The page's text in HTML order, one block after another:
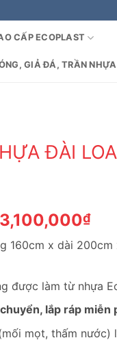
CẤP ECOPLAST
GIẢ ĐÁ, TRẦN NHỰA
ĐÀI
Giá
gốc
3,100,000₫Giá
hiện
tại
160cm x dài 200cm
được làm từ nhựa
lắp ráp miễn
mọt, thấm nước)